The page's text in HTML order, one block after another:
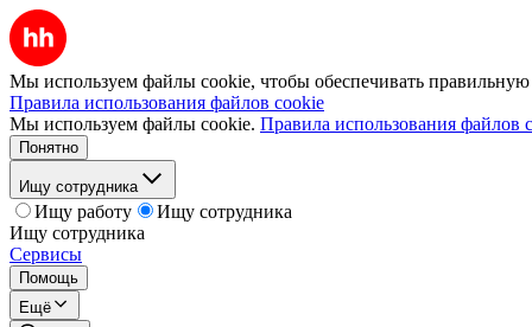
Мы используем файлы cookie, чтобы обеспечивать правильную
Правила использования файлов cookie
Мы используем файлы cookie. Правила использования файлов
Понятно
Ищу сотрудника
Ищу работу
Ищу сотрудника
Ищу сотрудника
Сервисы
Помощь
Ещё